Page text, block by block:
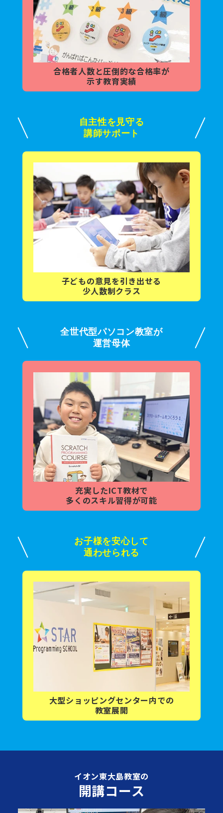
合格者人数と圧倒的な合格率が
示す教育実績
自主性を見守る
講師サポート
子どもの意見を引き出せる
少人数制クラス
全世代型パソコン教室が
運営母体
充実したICT教材で
多くのスキル習得が可能
お子様を安心して
通わせられる
大型ショッピングセンター内での
教室展開
イオン東大島教室の
開講コース